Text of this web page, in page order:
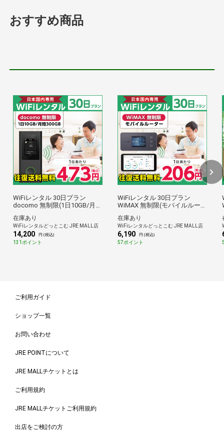
おすすめ商品
WiFiレンタル 30日プラン
docomo 無制限(1日10GB/月間
在庫あり
WiFiレンタルどっとこむ JRE MALL店
14,200 円 (税込)
131ポイント
WiFiレンタル 30日プラン
WiMAX 無制限(モバイルルータ
在庫あり
WiFiレンタルどっとこむ JRE MALL店
6,190 円 (税込)
57ポイント
ご利用ガイド
ショップ一覧
お問い合わせ
JRE POINTについて
JRE MALLチケットとは
ご利用規約
JRE MALLチケットご利用規約
出店をご検討の方